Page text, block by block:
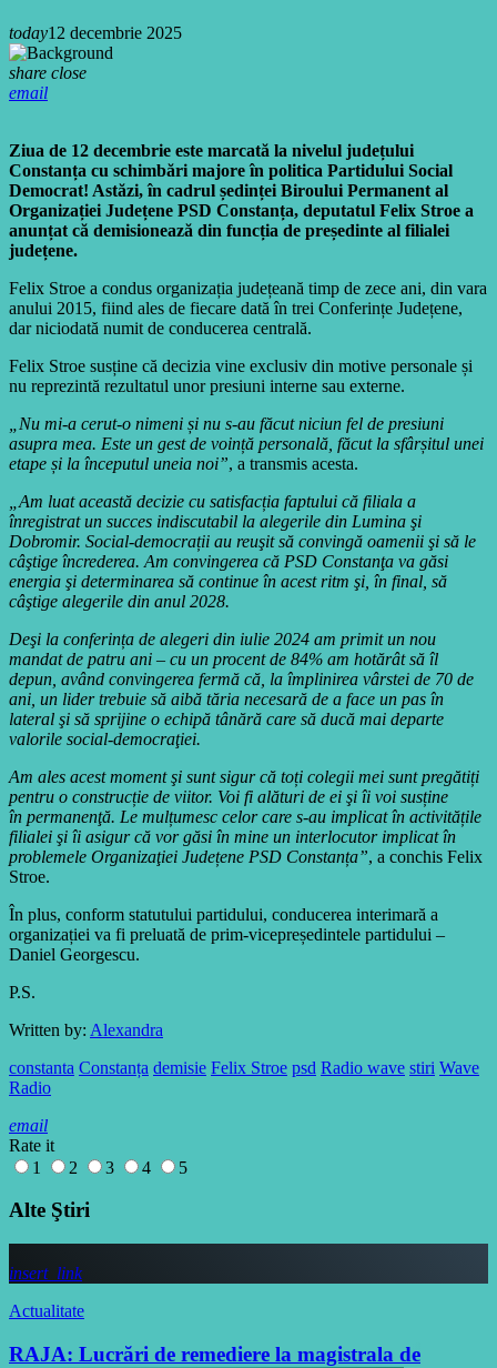
today12 decembrie 2025
share close
email
Ziua de 12 decembrie este marcată la nivelul județului
Constanța cu schimbări majore în politica Partidului Social
Democrat! Astăzi, în cadrul ședinței Biroului Permanent al
Organizației Județene PSD Constanța, deputatul Felix Stroe a
anunțat că demisionează din funcția de președinte al filialei
județene.
Felix Stroe a condus organizația județeană timp de zece ani, din vara
anului 2015, fiind ales de fiecare dată în trei Conferințe Județene,
dar niciodată numit de conducerea centrală.
Felix Stroe susține că decizia vine exclusiv din motive personale și
nu reprezintă rezultatul unor presiuni interne sau externe.
„Nu mi-a cerut-o nimeni și nu s-au făcut niciun fel de presiuni
asupra mea. Este un gest de voință personală, făcut la sfârșitul unei
etape și la începutul uneia noi”, a transmis acesta.
„Am luat această decizie cu satisfacția faptului că filiala a
înregistrat un succes indiscutabil la alegerile din Lumina şi
Dobromir. Social-democrații au reuşit să convingă oamenii şi să le
câştige încrederea. Am convingerea că PSD Constanţa va găsi
energia şi determinarea să continue în acest ritm şi, în final, să
câştige alegerile din anul 2028.
Deşi la conferința de alegeri din iulie 2024 am primit un nou
mandat de patru ani – cu un procent de 84% am hotărât să îl
depun, având convingerea fermă că, la împlinirea vârstei de 70 de
ani, un lider trebuie să aibă tăria necesară de a face un pas în
lateral şi să sprijine o echipă tânără care să ducă mai departe
valorile social-democraţiei.
Am ales acest moment şi sunt sigur că toți colegii mei sunt pregătiți
pentru o construcție de viitor. Voi fi alături de ei şi îi voi susține
în permanenţă. Le mulțumesc celor care s-au implicat în activitățile
filialei şi îi asigur că vor găsi în mine un interlocutor implicat în
problemele Organizaţiei Județene PSD Constanța”, a conchis Felix
Stroe.
În plus, conform statutului partidului, conducerea interimară a
organizației va fi preluată de prim-vicepreședintele partidului –
Daniel Georgescu.
P.S.
Written by: Alexandra
constanta Constanța demisie Felix Stroe psd Radio wave stiri Wave
Radio
email
Rate it
1
2 3 4 5
Alte Ştiri
insert_link
Actualitate
RAJA: Lucrări de remediere la magistrala de